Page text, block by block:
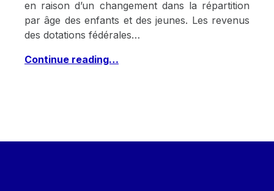
en raison d’un changement dans la répartition
par âge des enfants et des jeunes. Les revenus
des dotations fédérales…
Continue reading…